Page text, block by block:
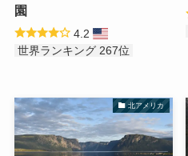
園
4.2
世界ランキング 267位
北アメリカ